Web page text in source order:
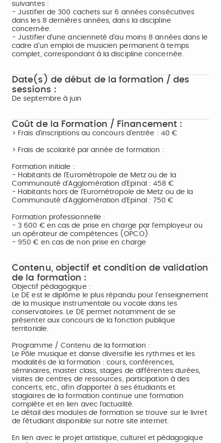
suivantes :
- Justifier de 300 cachets sur 6 années consécutives
dans les 8 dernières années, dans la discipline
concernée.
- Justifier d'une ancienneté d'au moins 8 années dans le
cadre d'un emploi de musicien permanent à temps
complet, correspondant à la discipline concernée.
Date(s) de début de la formation / des
sessions :
De septembre à juin
Coût de la Formation / Financement :
> Frais d’inscriptions au concours d’entrée : 40 €
> Frais de scolarité par année de formation :
Formation initiale :
- Habitants de l’Eurométropole de Metz ou de la
Communauté d’Agglomération d’Epinal : 458 €
- Habitants hors de l’Eurométropole de Metz ou de la
Communauté d’Agglomération d’Epinal : 750 €
Formation professionnelle :
- 3 600 € en cas de prise en charge par l’employeur ou
un opérateur de compétences (OPCO)
- 950 € en cas de non prise en charge
Contenu, objectif et condition de validation
de la formation :
Objectif pédagogique :
Le DE est le diplôme le plus répandu pour l’enseignement
de la musique instrumentale ou vocale dans les
conservatoires. Le DE permet notamment de se
présenter aux concours de la fonction publique
territoriale.
Programme / Contenu de la formation :
Le Pôle musique et danse diversifie les rythmes et les
modalités de la formation : cours, conférences,
séminaires, master class, stages de différentes durées,
visites de centres de ressources, participation à des
concerts, etc., afin d’apporter à ses étudiants et
stagiaires de la formation continue une formation
complète et en lien avec l’actualité.
Le détail des modules de formation se trouve sur le livret
de l'étudiant disponible sur notre site internet.
En lien avec le projet artistique, culturel et pédagogique